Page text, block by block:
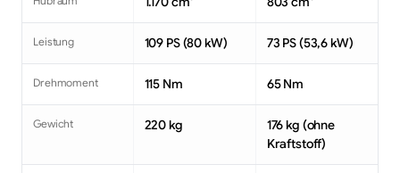
Leistung 109 PS (80 kW) 73 PS (53,6 kW)
Drehmoment 115 Nm 65 Nm
Gewicht 220 kg
176 kg (ohne
Kraftstoff)